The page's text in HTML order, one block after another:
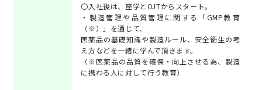
〇入社後は、座学とOJTからスタート。
・製造管理や品質管理に関する「GMP教育
（※）」を通じて、
医薬品の基礎知識や製造ルール、安全衛生の考
え方などを一緒に学んで頂きます。
（※医薬品の品質を確保・向上させる為、製造
に携わる人に対して行う教育）